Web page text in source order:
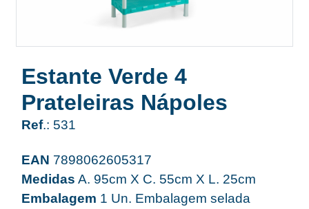
Estante Verde 4
Prateleiras Nápoles
Ref.: 531
EAN 7898062605317
Medidas A. 95cm X C. 55cm X L. 25cm
Embalagem 1 Un. Embalagem selada